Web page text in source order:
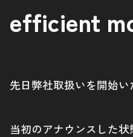
efficient
先日弊社取扱いを開始い
当初のアナウンスした状